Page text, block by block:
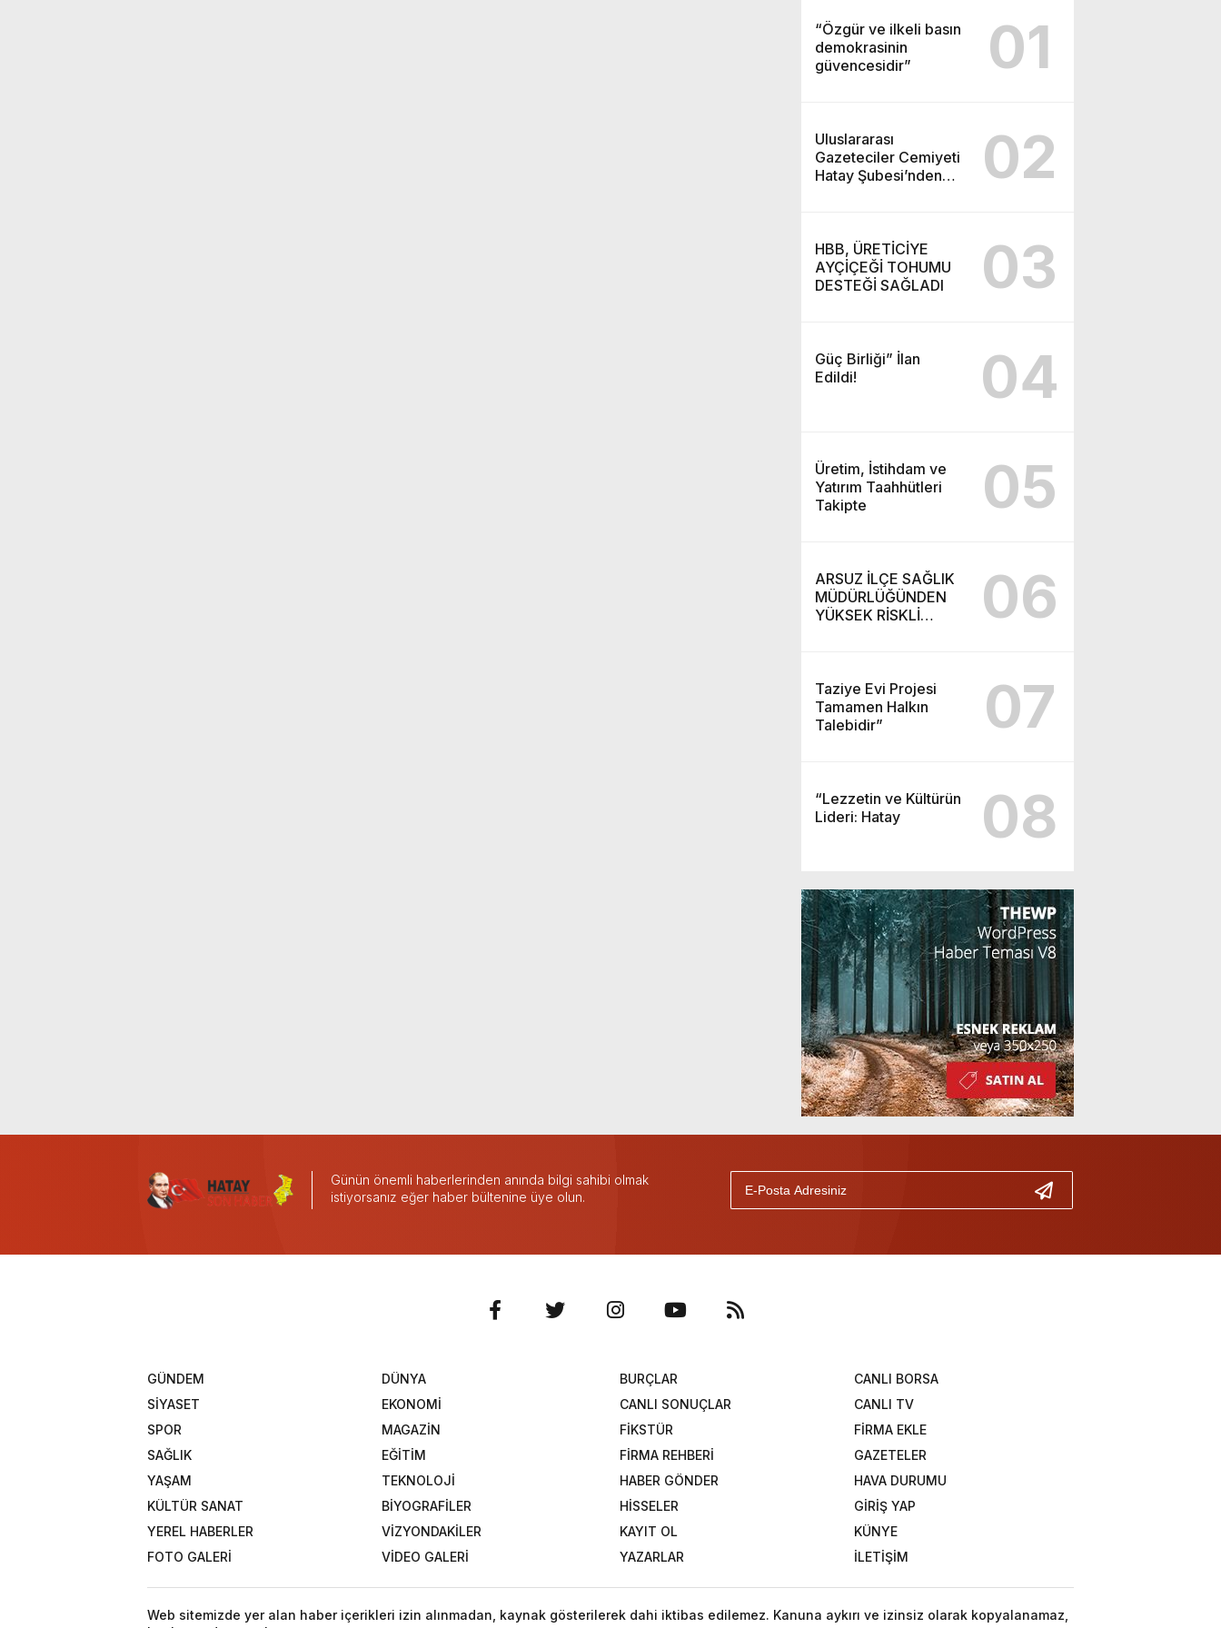
“Özgür ve ilkeli basın
demokrasinin
güvencesidir”
01
Uluslararası
Gazeteciler Cemiyeti
Hatay Şubesi’nden
02
HBB, ÜRETİCİYE
AYÇİÇEĞİ TOHUMU
DESTEĞİ SAĞLADI
03
Güç Birliği” İlan
Edildi!
04
Üretim, İstihdam ve
Yatırım Taahhütleri
Takipte
05
ARSUZ İLÇE SAĞLIK
MÜDÜRLÜĞÜNDEN
YÜKSEK RİSKLİ
06
Taziye Evi Projesi
Tamamen Halkın
Talebidir”
07
“Lezzetin ve Kültürün
Lideri: Hatay
08
Günün önemli haberlerinden anında bilgi sahibi olmak
istiyorsanız eğer haber bültenine üye olun.
GÜNDEM
DÜNYA
SİYASET
EKONOMİ
SPOR
MAGAZİN
SAĞLIK
EĞİTİM
YAŞAM
TEKNOLOJİ
KÜLTÜR SANAT
BİYOGRAFİLER
YEREL HABERLER
VİZYONDAKİLER
FOTO GALERİ
VİDEO GALERİ
BURÇLAR
CANLI BORSA
CANLI SONUÇLAR
CANLI TV
FİKSTÜR
FİRMA EKLE
FİRMA REHBERİ
GAZETELER
HABER GÖNDER
HAVA DURUMU
HİSSELER
GİRİŞ YAP
KAYIT OL
KÜNYE
YAZARLAR
İLETİŞİM
Web sitemizde yer alan haber içerikleri izin alınmadan, kaynak gösterilerek dahi iktibas edilemez. Kanuna aykırı ve izinsiz olarak kopyalanamaz,